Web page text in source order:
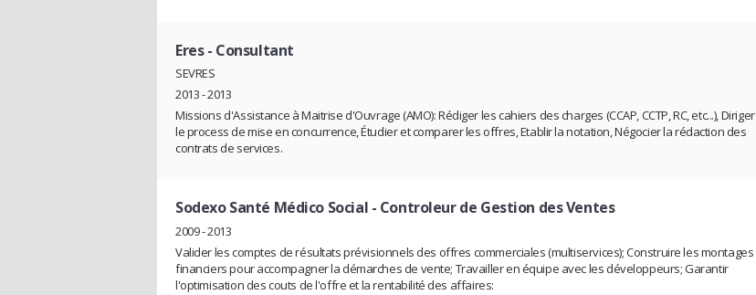
Eres- Consultant
SEVRES
2013 - 2013
Missions d'Assistance à Maitrise d'Ouvrage (AMO): Rédiger les cahiers des charges (CCAP, CCTP, RC, etc...), Diriger
le process de mise en concurrence, Étudier et comparer les offres, Etablir la notation, Négocier la rédaction des
contrats de services.
Sodexo Santé Médico Social - Controleur de Gestion des Ventes
2009 - 2013
Valider les comptes de résultats prévisionnels des offres commerciales (multiservices); Construire les montages
financiers pour accompagner la démarches de vente; Travailler en équipe avec les développeurs; Garantir
l'optimisation des couts de l'offre et la rentabilité des affaires: